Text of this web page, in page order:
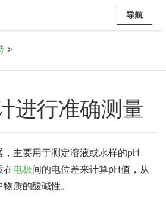
导航
>
进行准确测量
，主要用于测定溶液或水样的pH
在电极间的电位差来计算pH值，从
质的酸碱性。